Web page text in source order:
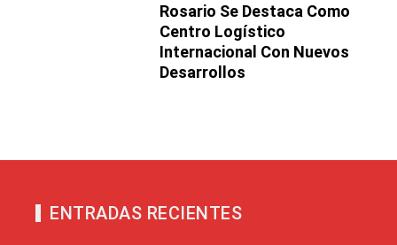
Rosario Se Destaca Como
Centro Logístico
Internacional Con Nuevos
Desarrollos
ENTRADAS RECIENTES